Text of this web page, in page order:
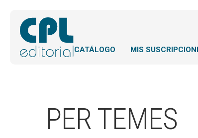
CATÁLOGO MIS
PER TEMES